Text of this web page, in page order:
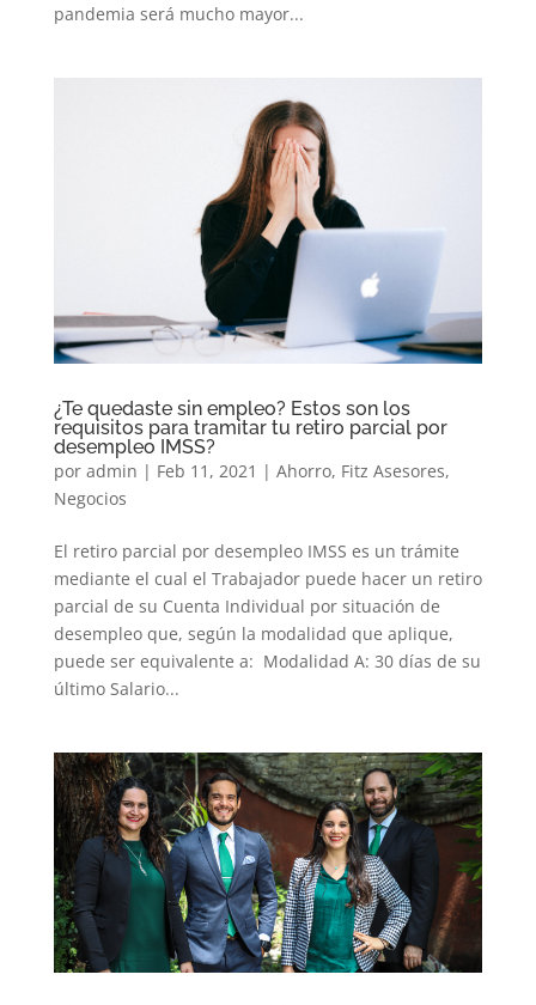
pandemia será mucho mayor...
¿Te quedaste sin empleo? Estos son los
requisitos para tramitar tu retiro parcial por
desempleo IMSS?
por admin | Feb 11, 2021 | Ahorro, Fitz Asesores,
Negocios
El retiro parcial por desempleo IMSS es un trámite
mediante el cual el Trabajador puede hacer un retiro
parcial de su Cuenta Individual por situación de
desempleo que, según la modalidad que aplique,
puede ser equivalente a: Modalidad A: 30 días de su
último Salario...